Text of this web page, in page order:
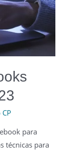
CP
para
técnicas para